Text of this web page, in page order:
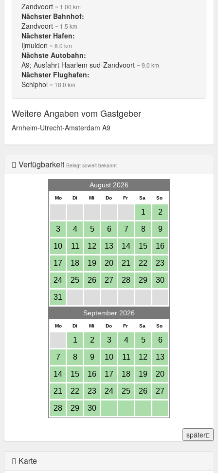
Zandvoort ~ 1.00 km
Nächster Bahnhof:
Zandvoort ~ 1.5 km
Nächster Hafen:
Ijmuiden ~ 8.0 km
Nächste Autobahn:
A9; Ausfahrt Haarlem sud-Zandvoort ~ 9.0 km
Nächster Flughafen:
Schiphol ~ 18.0 km
Weitere Angaben vom Gastgeber
Arnheim-Utrecht-Amsterdam A9
Verfügbarkeit Belegt soweit bekannt
August 2026
Mo Di Mi Do Fr Sa So
1 2
3 4 5 6 7 8 9
10 11 12 13 14 15 16
17 18 19 20 21 22 23
24 25 26 27 28 29 30
31
September 2026
Mo Di Mi Do Fr Sa So
1 2 3 4 5 6
7 8 9 10 11 12 13
14 15 16 17 18 19 20
21 22 23 24 25 26 27
28 29 30
später
Karte